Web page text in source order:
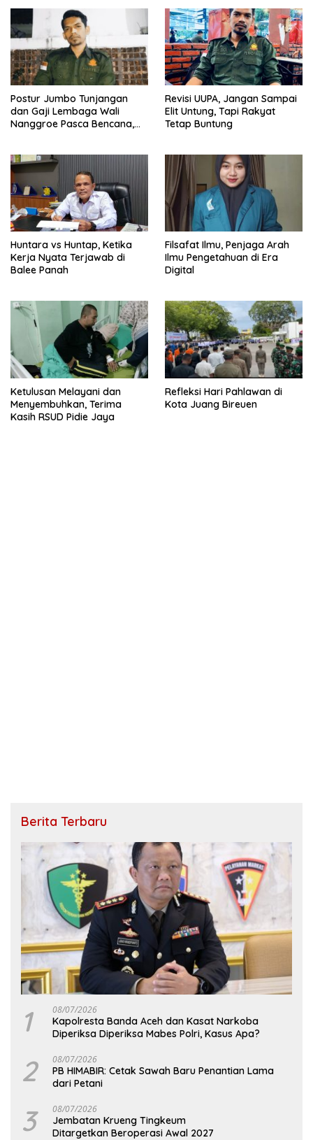
Postur Jumbo Tunjangan
dan Gaji Lembaga Wali
Nanggroe Pasca Bencana,
Revisi UUPA, Jangan Sampai
Elit Untung, Tapi Rakyat
Tetap Buntung
Huntara vs Huntap, Ketika
Kerja Nyata Terjawab di
Balee Panah
Filsafat Ilmu, Penjaga Arah
Ilmu Pengetahuan di Era
Digital
Ketulusan Melayani dan
Menyembuhkan, Terima
Kasih RSUD Pidie Jaya
Refleksi Hari Pahlawan di
Kota Juang Bireuen
Berita Terbaru
1 08/07/2026
Kapolresta Banda Aceh dan Kasat Narkoba
Diperiksa Diperiksa Mabes Polri, Kasus Apa?
2 08/07/2026
PB HIMABIR: Cetak Sawah Baru Penantian Lama
dari Petani
3 08/07/2026
Jembatan Krueng Tingkeum
Ditargetkan Beroperasi Awal 2027